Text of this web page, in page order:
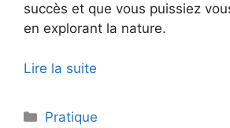
succès et que vous puissiez
en explorant la nature.
Lire la suite
Catégories
Pratique